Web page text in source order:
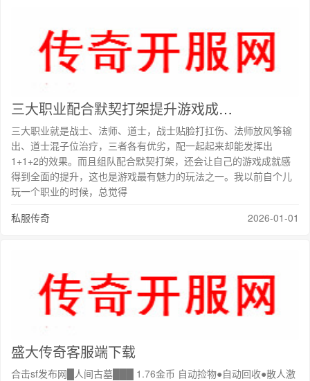
三大职业配合默契打架提升游戏成就感的最中心玩法
三大职业就是战士、法师、道士，战士贴脸打扛伤、法师放风筝输
出、道士混子位治疗，三者各有优劣，配一起起来却能发挥出
1+1+2的效果。而且组队配合默契打架，还会让自己的游戏成就感
得到全面的提升，这也是游戏最有魅力的玩法之一。我以前自个儿
玩一个职业的时候，总觉得
私服传奇
2026-01-01
盛大传奇客服端下载
合击sf发布网█人间古墓███ 1.76金币 自动捡物●自动回收●散人激